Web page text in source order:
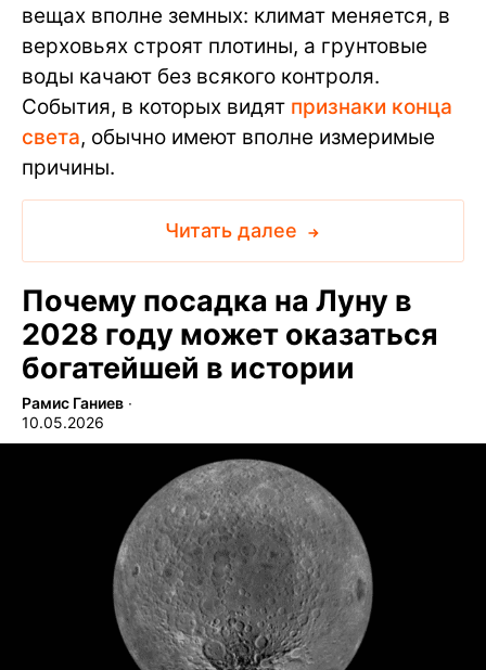
вещах вполне земных: климат меняется, в
верховьях строят плотины, а грунтовые
воды качают без всякого контроля.
События, в которых видят признаки конца
света, обычно имеют вполне измеримые
причины.
Читать далее
Почему посадка на Луну в
2028 году может оказаться
богатейшей в истории
Рамис Ганиев ∙
10.05.2026